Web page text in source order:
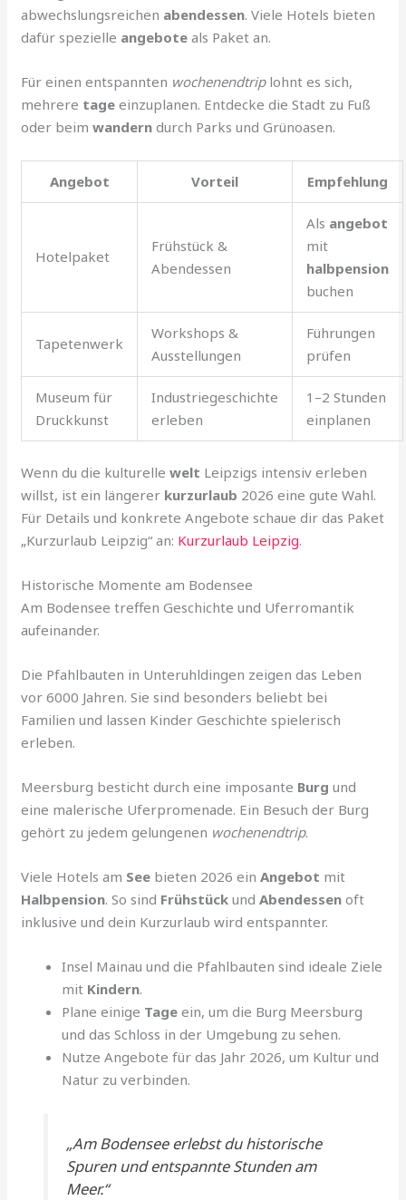
abwechslungsreichen abendessen. Viele Hotels bieten
dafür spezielle angebote als Paket an.
Für einen entspannten wochenendtriplohnt es sich,
mehrere tage einzuplanen. Entdecke die Stadt zu Fuß
oder beimwandern durch Parks und Grünoasen.
Angebot Vorteil Empfehlung
Hotelpaket
Frühstück &
Abendessen
Als angebot
mit
halbpension
buchen
Tapetenwerk
Workshops &
Ausstellungen
Führungen
prüfen
Museum für
Druckkunst
Industriegeschichte
erleben
1–2 Stunden
einplanen
Wenn du die kulturellewelt Leipzigs intensiv erleben
willst, ist ein längerer kurzurlaub 2026 eine gute Wahl.
Für Details und konkrete Angebote schaue dir das Paket
„Kurzurlaub Leipzig“ an: Kurzurlaub Leipzig.
Historische Momente am Bodensee
Am Bodensee treffen Geschichte und Uferromantik
aufeinander.
Die Pfahlbauten in Unteruhldingen zeigen das Leben
vor 6000 Jahren. Sie sind besonders beliebt bei
Familien und lassen Kinder Geschichte spielerisch
erleben.
Meersburg besticht durch eine imposante Burg und
eine malerische Uferpromenade. Ein Besuch der Burg
gehört zu jedem gelungenen wochenendtrip.
Viele Hotels am See bieten 2026 einAngebot mit
Halbpension. So sind Frühstück undAbendessen oft
inklusive und dein Kurzurlaub wird entspannter.
Insel Mainau und die Pfahlbauten sind ideale Ziele
mit Kindern.
Plane einige Tage ein, um die Burg Meersburg
und das Schloss in der Umgebung zu sehen.
Nutze Angebote für das Jahr 2026, um Kultur und
Natur zu verbinden.
„Am Bodensee erlebst du historische
Spuren und entspannte Stunden am
Meer.“